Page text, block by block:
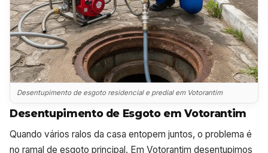
Desentupimento de esgoto residencial e predial em Votorantim
Desentupimento de Esgoto em Votorantim
Quando vários ralos da casa entopem juntos, o problema é
no ramal de esgoto principal. Em Votorantim desentupimos